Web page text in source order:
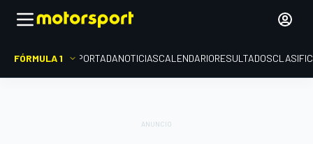
FÓRMULA 1 PORTADANOTICIASCALENDARIORESULTADOS